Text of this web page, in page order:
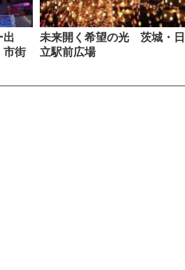
出
街
未来開く希望の光 茨城・日
立駅前広場